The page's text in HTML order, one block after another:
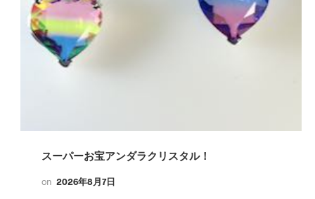
スーパーお宝アンダラクリスタル！
on 2026年8月7日